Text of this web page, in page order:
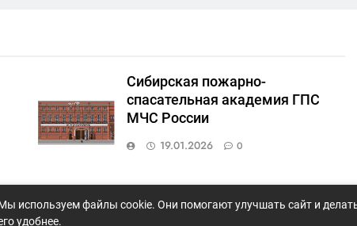
Сибирская пожарно-
спасательная академия ГПС
МЧС России
19.01.2026 0
Кемеровский государственный
медицинский университет
используем файлы cookie. Они помогают улучшать сайт и
удобнее.